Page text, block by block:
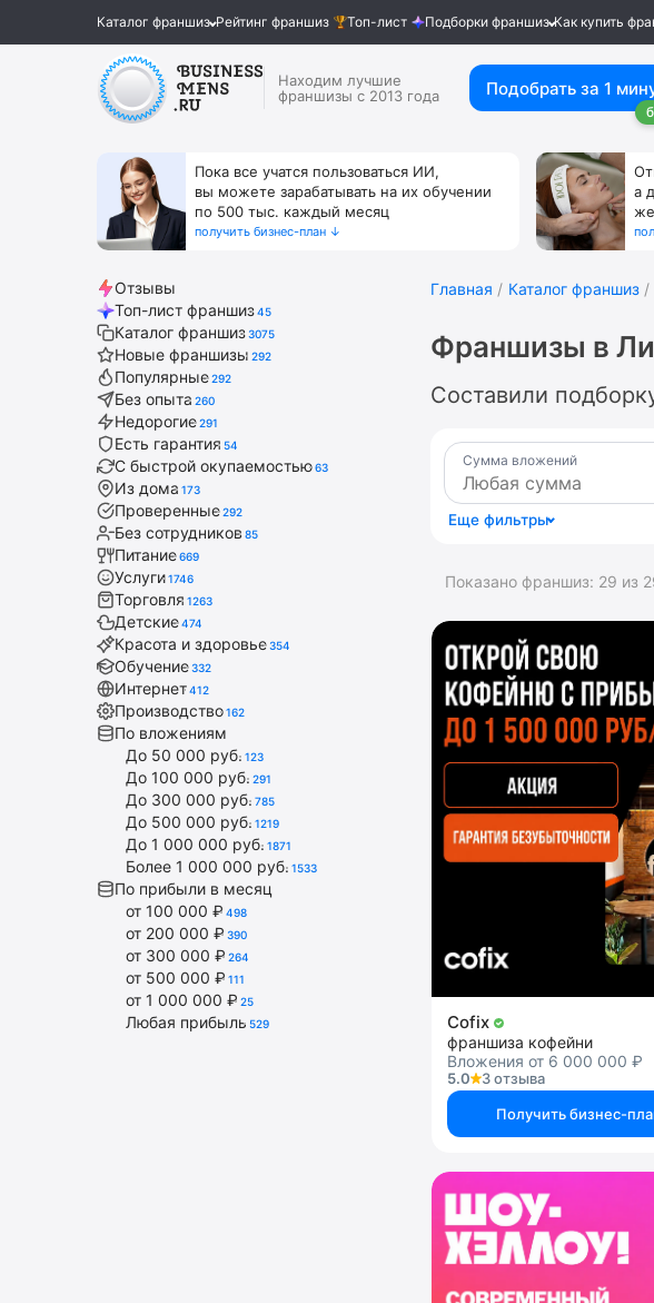
Каталог франшиз Рейтинг франшиз Топ-лист Подборки франшиз Как купить
Находим лучшие
франшизы с 2013 года
Подобрать за 1
Пока все учатся пользоваться ИИ,
вы можете зарабатывать на их обучении
по 500 тыс. каждый месяц
получить бизнес-план ↓
а
Отзывы
Топ-лист франшиз45
Каталог франшиз3075
Новые франшизы 292
Популярные292
Без опыта 260
Недорогие291
Есть гарантия 54
С быстрой окупаемостью63
Из дома 173
Проверенные292
Без сотрудников 85
Питание669
Услуги1746
Торговля 1263
Детские474
Красота и здоровье354
Обучение332
Интернет412
Производство162
По вложениям
До 50 000 руб. 123
До 100 000 руб. 291
До 300 000 руб. 785
До 500 000 руб. 1219
До 1 000 000 руб. 1871
Более 1 000 000 руб. 1533
По прибыли в месяц
от 100 000 ₽ 498
от 200 000 ₽ 390
от 300 000 ₽ 264
от 500 000 ₽ 111
от 1 000 000 ₽ 25
Любая прибыль 529
Главная Каталог франшиз
Франшизы в
Составили
Сумма вложений
Еще фильтры
Показано франшиз: 29 из
Cofix
франшиза кофейни
Вложения от 6 000 000 ₽
5.0
3 отзыва
Получить бизнес-